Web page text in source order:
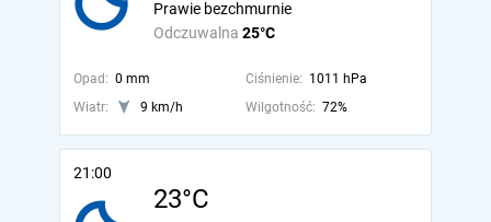
Odczuwalna 25°C
Prawie bezchmurnie
Opad: 0 mm Ciśnienie: 1011 hPa
Wiatr:
9 km/h Wilgotność: 72%
21:00
23°C